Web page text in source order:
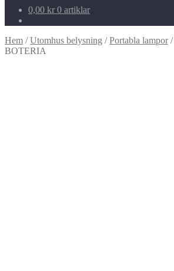
0,00 kr 0 artiklar
Hem /Utomhus belysning /Portabla lampor/
BOTERIA